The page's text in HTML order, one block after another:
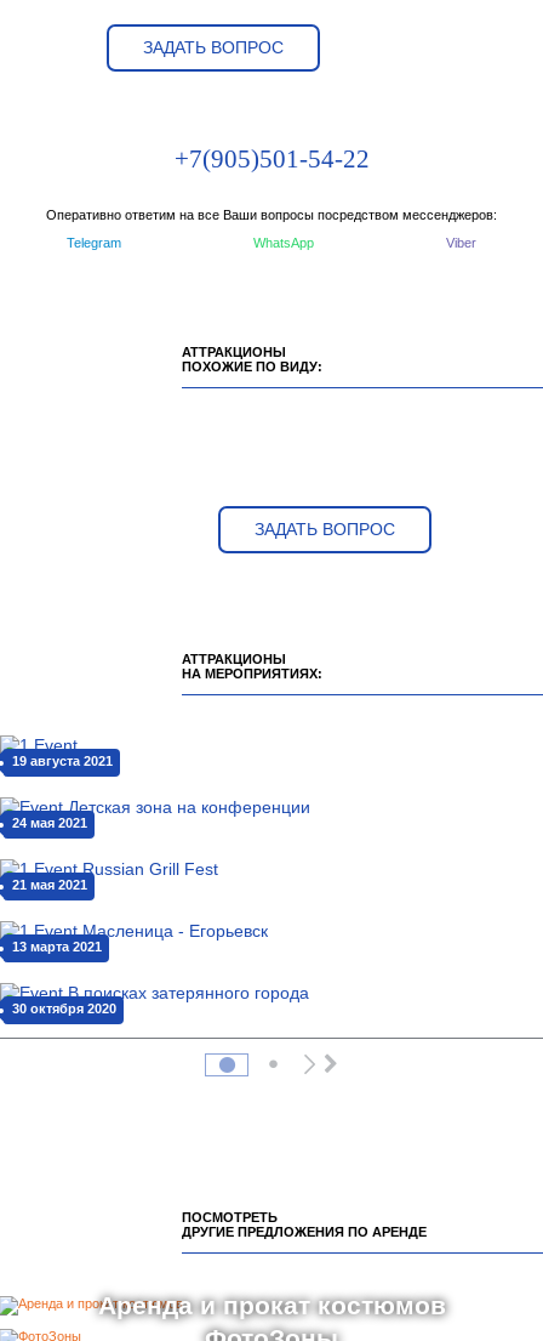
ЗАДАТЬ ВОПРОС
+7(905)501-54-22
Оперативно ответим на все Ваши вопросы посредством мессенджеров:
Telegram
WhatsApp Viber
АТТРАКЦИОНЫ
ПОХОЖИЕ ПО ВИДУ:
ЗАДАТЬ ВОПРОС
АТТРАКЦИОНЫ
НА МЕРОПРИЯТИЯХ:
19 августа 2021
24 мая 2021
21 мая 2021
13 марта 2021
30 октября 2020
ПОСМОТРЕТЬ
ДРУГИЕ ПРЕДЛОЖЕНИЯ ПО АРЕНДЕ
Аренда и прокат костюмов